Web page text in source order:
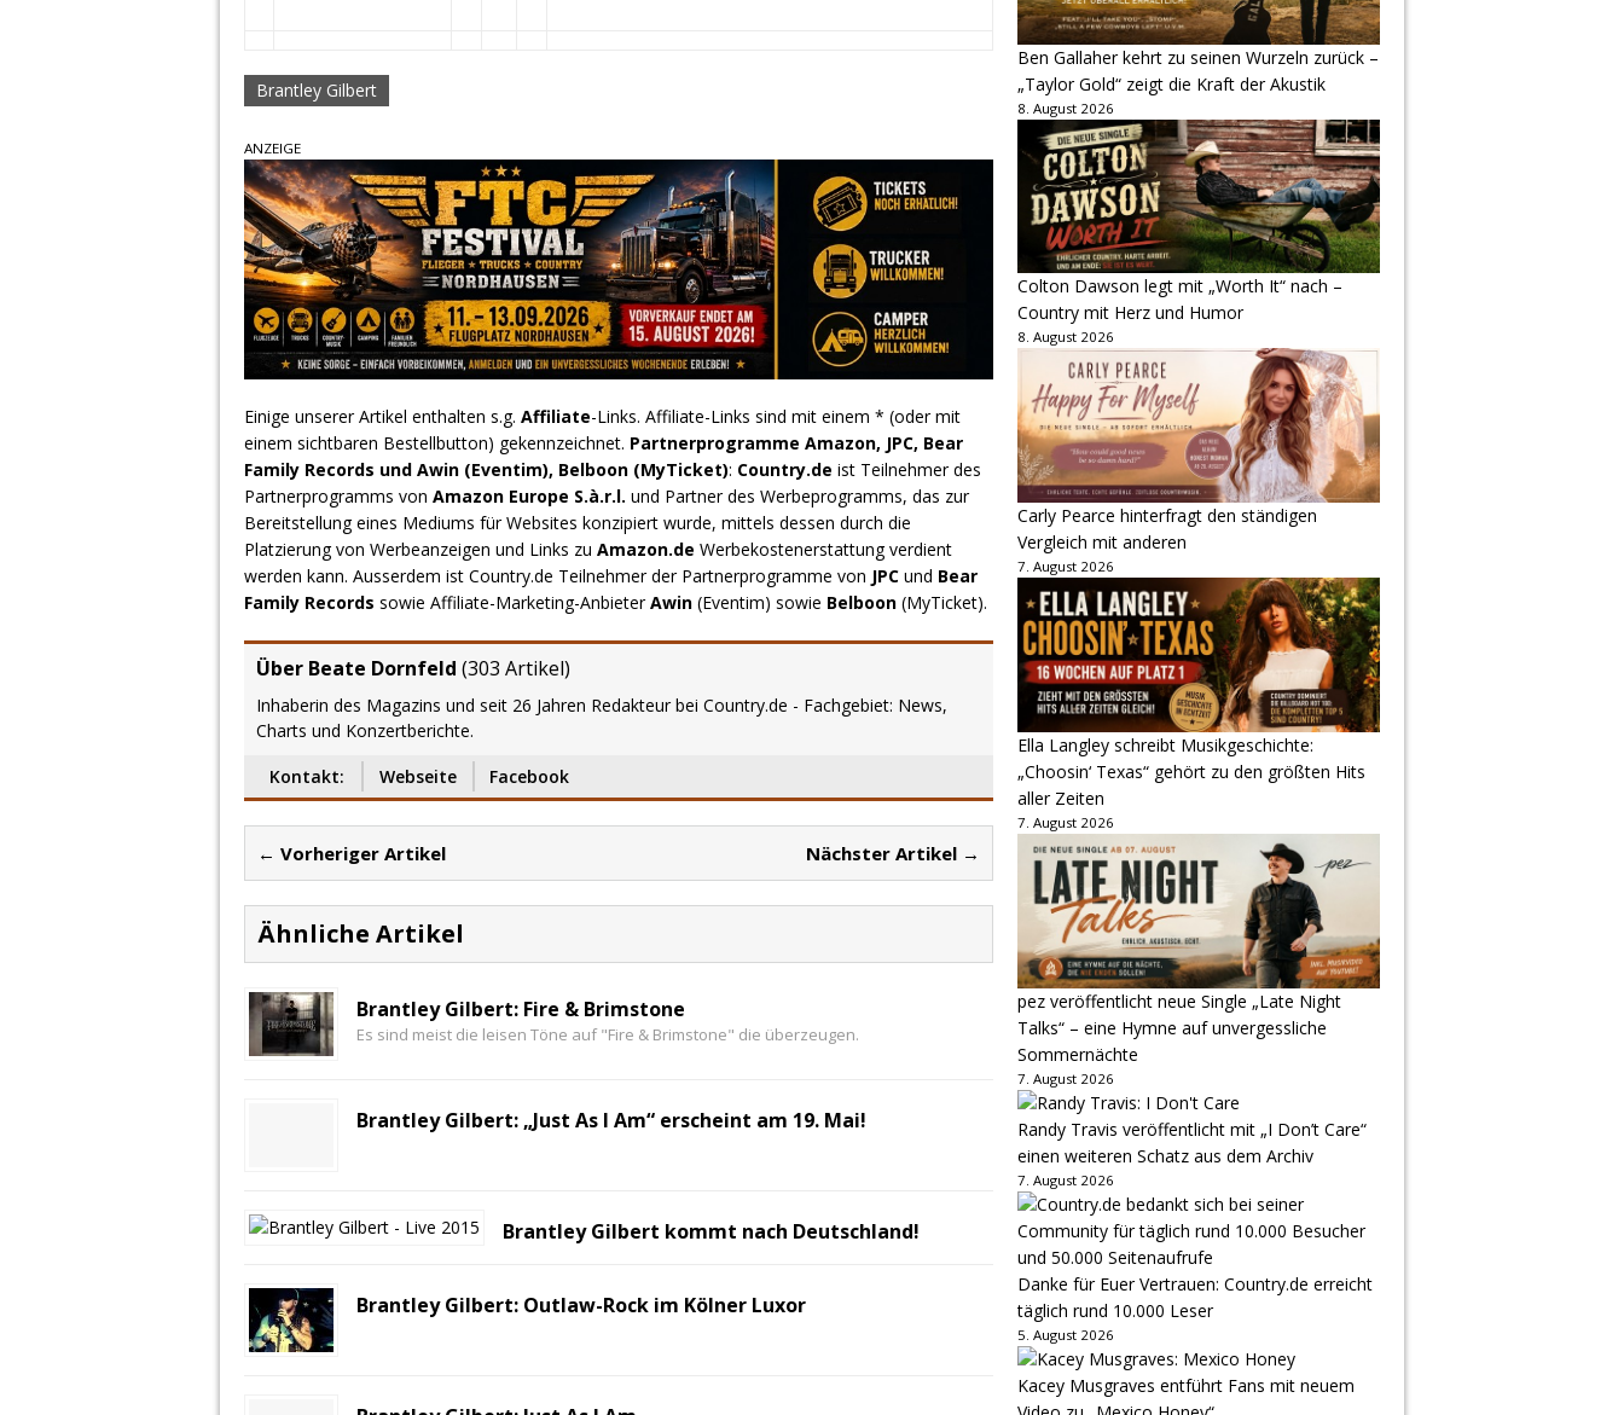
Brantley Gilbert
ANZEIGE
Einige unserer Artikel enthalten s.g. Affiliate-Links. Affiliate-Links sind mit einem * (oder mit
einem sichtbaren Bestellbutton) gekennzeichnet. Partnerprogramme Amazon, JPC, Bear
Family Records und Awin (Eventim), Belboon (MyTicket): Country.de ist Teilnehmer des
Partnerprogramms von Amazon Europe S.à.r.l. und Partner des Werbeprogramms, das zur
Bereitstellung eines Mediums für Websites konzipiert wurde, mittels dessen durch die
Platzierung von Werbeanzeigen und Links zu Amazon.de Werbekostenerstattung verdient
werden kann. Ausserdem ist Country.de Teilnehmer der Partnerprogramme von JPC und Bear
Family Records sowie Affiliate-Marketing-AnbieterAwin (Eventim) sowie Belboon (MyTicket).
Über Beate Dornfeld (303 Artikel)
Inhaberin des Magazins und seit 26 Jahren Redakteur bei Country.de - Fachgebiet: News,
Charts und Konzertberichte.
Kontakt:
Webseite Facebook
← Vorheriger Artikel Nächster Artikel →
Ähnliche Artikel
Brantley Gilbert: Fire & Brimstone
Es sind meist die leisen Töne auf "Fire & Brimstone" die überzeugen.
Brantley Gilbert: „Just As I Am“ erscheint am 19. Mai!
Brantley Gilbert kommt nach Deutschland!
Brantley Gilbert: Outlaw-Rock im Kölner Luxor
Ben Gallaher kehrt zu seinen Wurzeln zurück –
„Taylor Gold“ zeigt die Kraft der Akustik
8. August 2026
Colton Dawson legt mit „Worth It“ nach –
Country mit Herz und Humor
8. August 2026
Carly Pearce hinterfragt den ständigen
Vergleich mit anderen
7. August 2026
Ella Langley schreibt Musikgeschichte:
„Choosin‘ Texas“ gehört zu den größten Hits
aller Zeiten
7. August 2026
pez veröffentlicht neue Single „Late Night
Talks“ – eine Hymne auf unvergessliche
Sommernächte
7. August 2026
Randy Travis veröffentlicht mit „I Don’t Care“
einen weiteren Schatz aus dem Archiv
7. August 2026
Danke für Euer Vertrauen: Country.de erreicht
täglich rund 10.000 Leser
5. August 2026
Kacey Musgraves entführt Fans mit neuem